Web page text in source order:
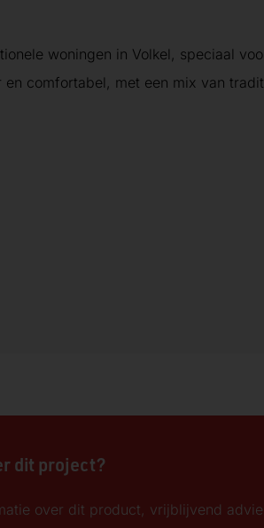
woningen in Volkel, speciaal
en comfortabel, met een mix van
dit project?
over dit product, vrijblijvend